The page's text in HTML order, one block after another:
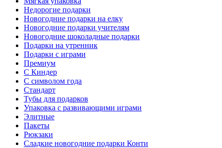
Недорогие подарки
Новогодние подарки на елку
Новогодние подарки учителям
Новогодние шоколадные подарки
Подарки на утренник
Подарки с играми
Премиум
С Киндер
С символом года
Стандарт
Тубы для подарков
Упаковка с развивающими играми
Элитные
Пакеты
Рюкзаки
Сладкие новогодние подарки Конти